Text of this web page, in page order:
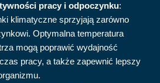
pracy i odpoczynku:
klimatyczne sprzyjają zarówno
Optymalna temperatura
mogą poprawić wydajność
pracy, a także zapewnić lepszy